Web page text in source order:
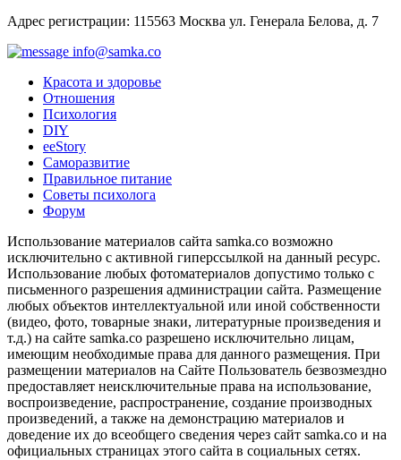
Адрес регистрации: 115563 Москва ул. Генерала Белова, д. 7
info@samka.co
Красота и здоровье
Отношения
Психология
DIY
ееStory
Саморазвитие
Правильное питание
Советы психолога
Форум
Использование материалов сайта samka.co возможно
исключительно с активной гиперссылкой на данный ресурс.
Использование любых фотоматериалов допустимо только с
письменного разрешения администрации сайта. Размещение
любых объектов интеллектуальной или иной собственности
(видео, фото, товарные знаки, литературные произведения и
т.д.) на сайте samka.co разрешено исключительно лицам,
имеющим необходимые права для данного размещения. При
размещении материалов на Сайте Пользователь безвозмездно
предоставляет неисключительные права на использование,
воспроизведение, распространение, создание производных
произведений, а также на демонстрацию материалов и
доведение их до всеобщего сведения через сайт samka.co и на
официальных страницах этого сайта в социальных сетях.